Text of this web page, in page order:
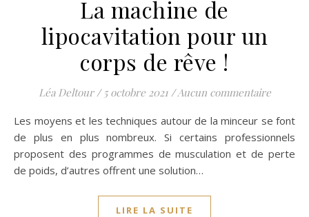
La machine de
lipocavitation pour un
corps de rêve !
Léa Deltour / 5 octobre 2021 /Aucun commentaire
Les moyens et les techniques autour de la minceur se font
de plus en plus nombreux. Si certains professionnels
proposent des programmes de musculation et de perte
de poids, d’autres offrent une solution…
LIRE LA SUITE